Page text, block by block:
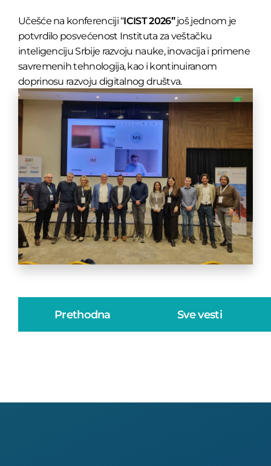
Učešće na konferenciji “ICIST 2026”još jednom je
potvrdilo posvećenost Instituta za veštačku
inteligenciju Srbije razvoju nauke, inovacija i primene
savremenih tehnologija, kao i kontinuiranom
doprinosu razvoju digitalnog društva.
Prethodna Sve vesti